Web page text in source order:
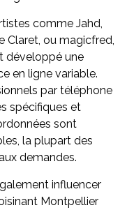
comme Jahd,
Claret, ou magicfred,
développé une
en ligne variable.
par téléphone
spécifiques et
sont
la plupart des
demandes.
influencer
Montpellier